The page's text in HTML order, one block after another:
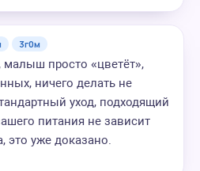
3г0м
малыш просто «цветёт»,
ничего делать не
уход, подходящий
питания не зависит
это уже доказано.